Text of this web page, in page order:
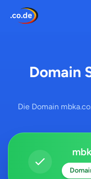
Domain
Die Domain